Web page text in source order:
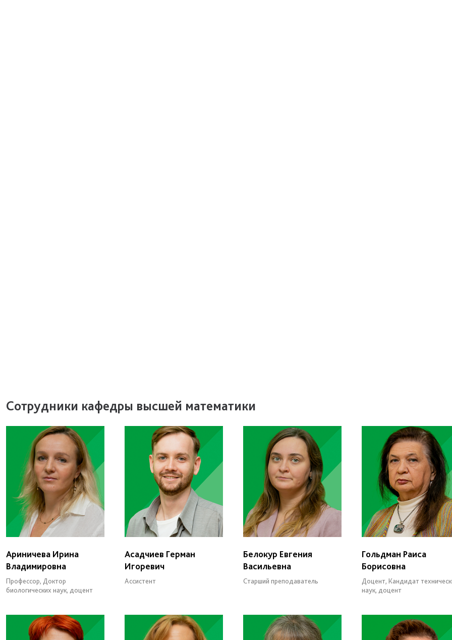
Сотрудники кафедры высшей математики
Ариничева Ирина
Владимировна
Профессор, Доктор
биологических наук, доцент
Асадчиев Герман
Игоревич
Ассистент
Белокур Евгения
Васильевна
Старший преподаватель
Гольдман Раиса
Борисовна
Доцент, Кандидат
наук, доцент